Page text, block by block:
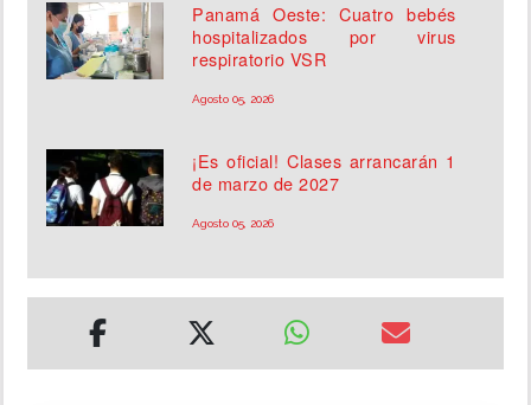
Panamá Oeste: Cuatro bebés
hospitalizados por virus
respiratorio VSR
Agosto 05, 2026
¡Es oficial! Clases arrancarán 1
de marzo de 2027
Agosto 05, 2026